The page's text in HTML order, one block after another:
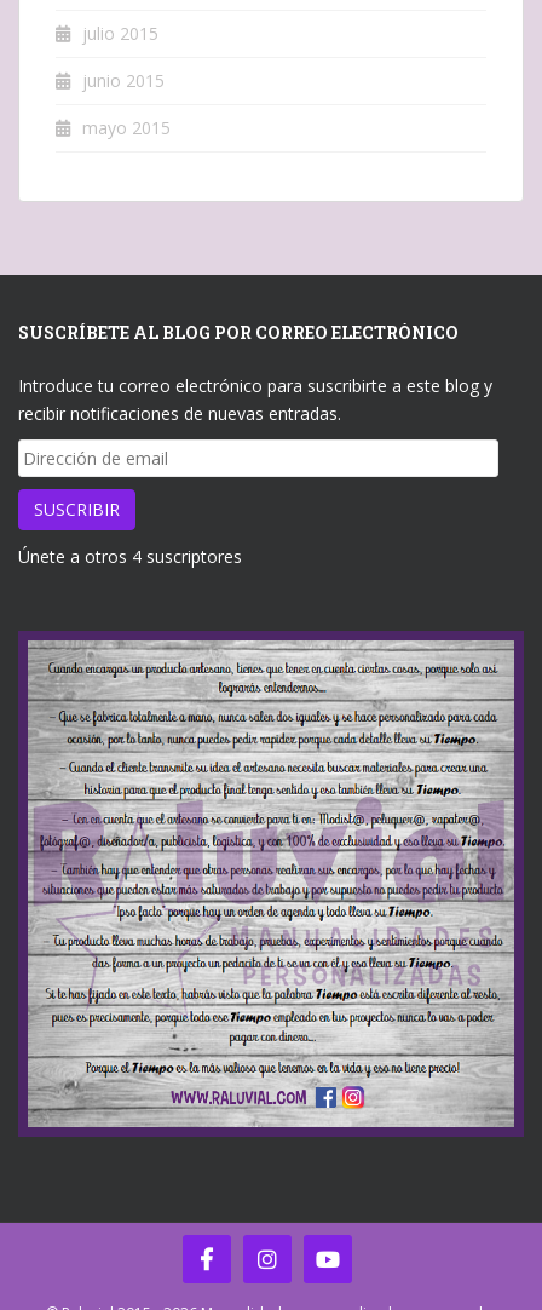
julio 2015
junio 2015
mayo 2015
SUSCRÍBETE AL BLOG POR CORREO ELECTRÓNICO
Introduce tu correo electrónico para suscribirte a este blog y
recibir notificaciones de nuevas entradas.
Dirección
de
email
SUSCRIBIR
Únete a otros 4 suscriptores